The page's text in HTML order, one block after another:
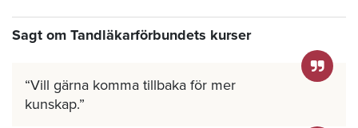
Sagt om Tandläkarförbundets kurser
Vill gärna komma tillbaka för mer
kunskap.